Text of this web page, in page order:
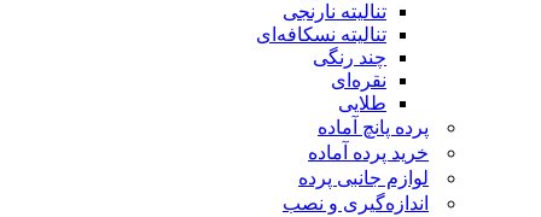
تنالیته نارنجی
تنالیته نسکافه‌ای
چند رنگی
نقره‌ای
طلایی
پرده پانچ آماده
خرید پرده آماده
لوازم جانبی پرده
اندازه‌گیری و نصب